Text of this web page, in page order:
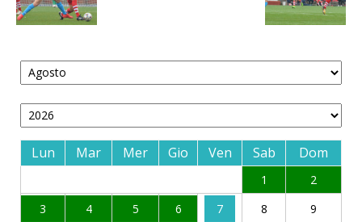
Lun Mar Mer Gio Ven Sab Dom
1
2
3
4 5 6 7 8
9